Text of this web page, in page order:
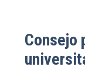
Consejo